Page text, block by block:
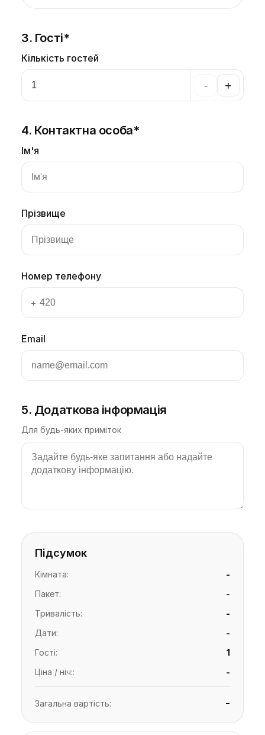
3. Гості*
Кількість гостей
- +
4. Контактна особа*
Ім'я
Прізвище
Номер телефону
+
Email
5. Додаткова інформація
Для будь-яких приміток
Підсумок
Кімната:
-
Пакет:
-
Тривалість:
-
Дати:
-
Гості:
1
Ціна / ніч:: -
Загальна вартість: -